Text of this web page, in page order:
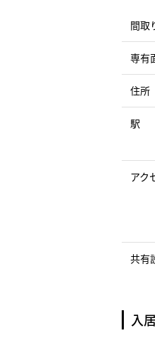
間取
専有
住所
駅
アク
共有
入